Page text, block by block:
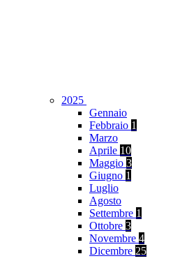
2025
Gennaio
Febbraio 1
Marzo
Aprile 10
Maggio 3
Giugno 1
Luglio
Agosto
Settembre 1
Ottobre 3
Novembre 4
Dicembre 25